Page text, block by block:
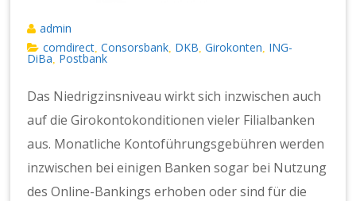
admin
comdirect ,Consorsbank DKB ,Girokonten ING-
DiBa Postbank
Das Niedrigzinsniveau wirkt sich inzwischen auch
auf die Girokontokonditionen vieler Filialbanken
aus. Monatliche Kontoführungsgebühren werden
inzwischen bei einigen Banken sogar bei Nutzung
des Online-Bankings erhoben oder sind für die